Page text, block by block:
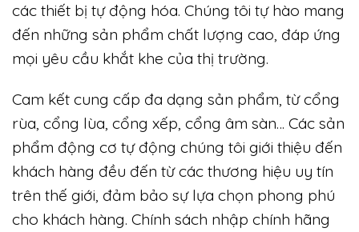
các thiết bị tự động hóa. Chúng tôi tự hào mang
đến những sản phẩm chất lượng cao, đáp ứng
mọi yêu cầu khắt khe của thị trường.
Cam kết cung cấp đa dạng sản phẩm, từ cổng
rùa, cổng lùa, cổng xếp, cổng âm sàn… Các sản
phẩm động cơ tự động chúng tôi giới thiệu đến
khách hàng đều đến từcác thương hiệu uy tín
trên thế giới, đảm bảo sự lựa chọn phong phú
cho khách hàng. Chính sách nhập chính hãng